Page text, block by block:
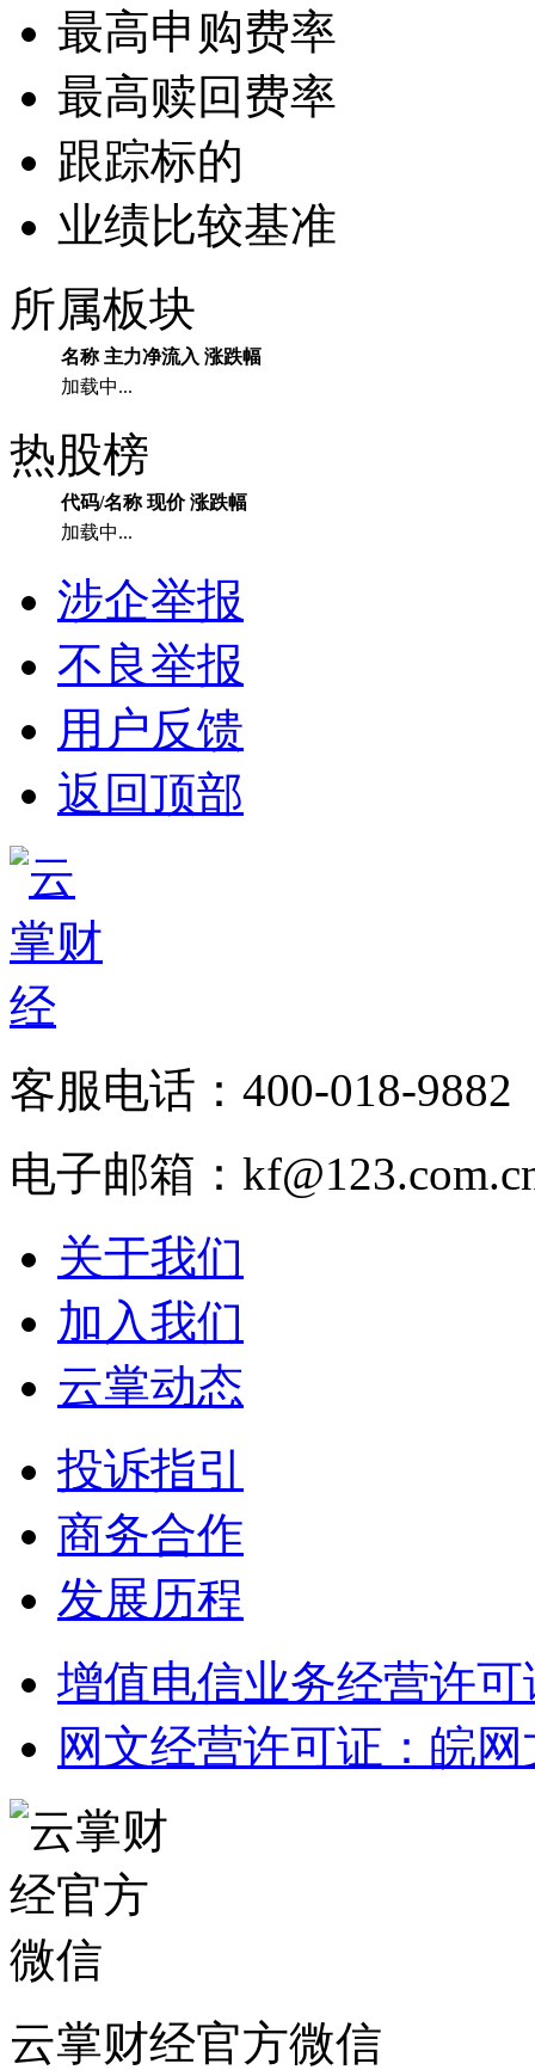
最高申购费率
最高赎回费率
跟踪标的
业绩比较基准
所属板块
名称 主力净流入 涨跌幅
加载中...
热股榜
代码/名称 现价 涨跌幅
加载中...
涉企举报
不良举报
用户反馈
返回顶部
客服电话：400-018-9882
电子邮箱：
关于我们
加入我们
云掌动态
投诉指引
商务合作
发展历程
增值电信业务经营许可
网文经营许可证：皖
云掌财经官方微信